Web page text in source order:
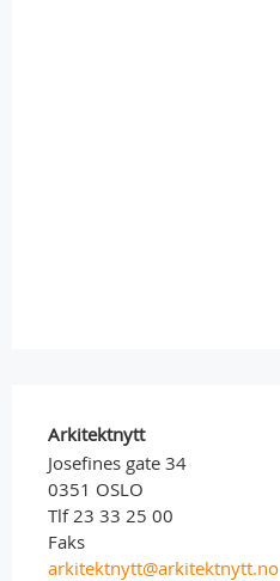
Arkitektnytt
Josefines gate 34
0351 OSLO
Tlf 23 33 25 00
Faks
arkitektnytt@arkitektnytt.no